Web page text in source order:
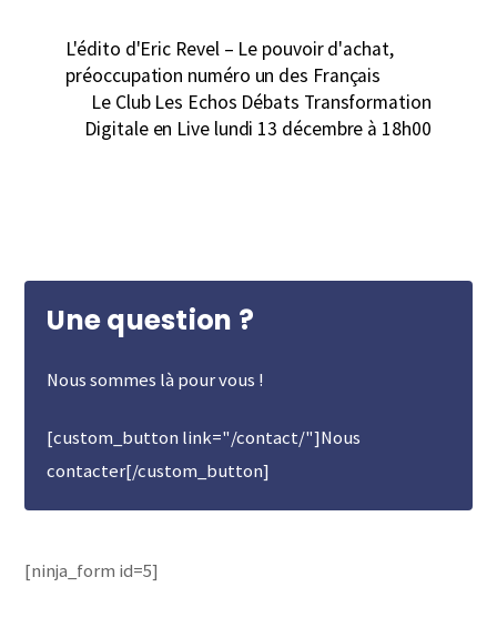
L'édito d'Eric Revel – Le pouvoir d'achat,
préoccupation numéro un des Français
Le Club Les Echos Débats Transformation
Digitale en Live lundi 13 décembre à 18h00
Une question ?
Nous sommes là pour vous !
[custom_button link="/contact/"]Nous
contacter[/custom_button]
[ninja_form id=5]